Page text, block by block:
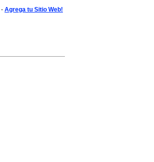
- Agrega tu Sitio Web!